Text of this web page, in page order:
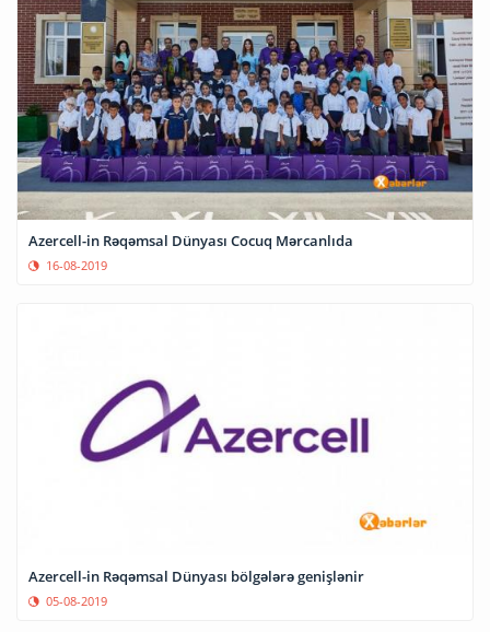
Azercell-in Rəqəmsal Dünyası Cocuq Mərcanlıda
16-08-2019
Azercell-in Rəqəmsal Dünyası bölgələrə genişlənir
05-08-2019